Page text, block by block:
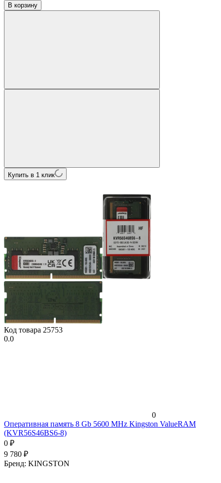
В корзину
Купить в 1 клик
Код товара 25753
0.0
0
Оперативная память 8 Gb 5600 MHz Kingston ValueRAM
(KVR56S46BS6-8)
0 ₽
9 780 ₽
Бренд: KINGSTON